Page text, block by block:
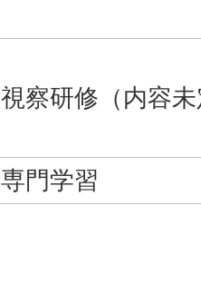
視察研修（内容
専門学習